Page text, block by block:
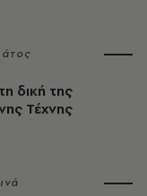
δική της
Τέχνης